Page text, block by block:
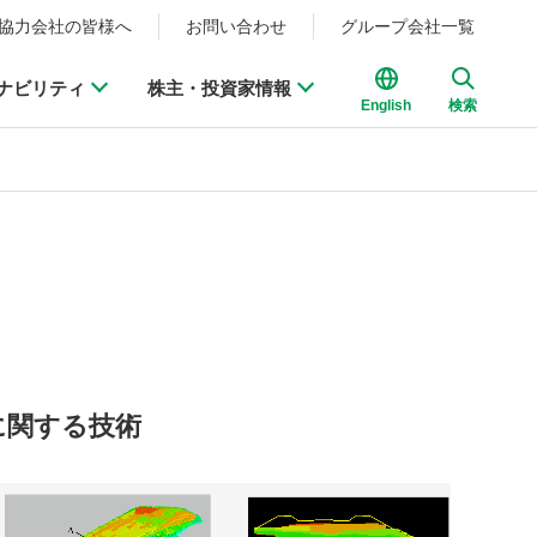
力会社の皆様へ お問い合わせ グループ会社一覧
ビリティ 株主・投資家情報
English 検索
する技術